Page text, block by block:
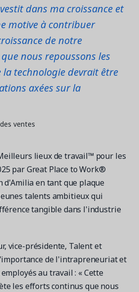
dans ma croissance et
motive à contribuer
de notre
nous repoussons les
la technologie devrait être
axées sur la
ventes
lieux de travail™ pour les
par Great Place to Work®
en tant que plaque
talents ambitieux qui
tangible dans l'industrie
vice-présidente, Talent et
de l'intrapreneuriat et
au travail : « Cette
les efforts continus que nous